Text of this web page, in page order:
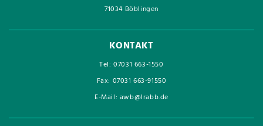
71034 Böblingen
KONTAKT
Tel: 07031 663-1550
Fax: 07031 663-91550
E-Mail: awb@lrabb.de